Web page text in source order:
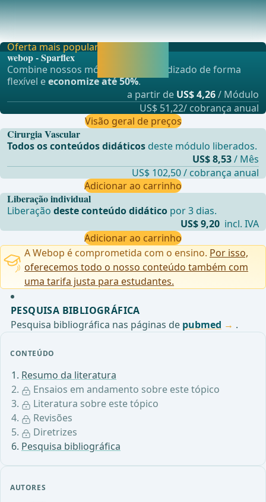
CONTEÚDO
Resumo da literatura
Ensaios em andamento sobre este tópico
Literatura sobre este tópico
Revisões
Diretrizes
Pesquisa bibliográfica
AUTORES
Próteses Vasculares de Politetrafluoroetileno (PTFE) com
Superfícies Luminares Ligadas a Heparina v
Liberação individual
Liberaçãodeste conteúdo didático por 3 dias.
US$ 9,20 incl. IVA
Adicionar ao carrinho
Oferta mais popular
webop - Sparflex
Combine nossos módulos de aprendizado de forma
flexível eeconomize até 50%.
a partir de US$ 4,26/ Módulo
US$ 51,22/ cobrança anual
Visão geral de preços
Cirurgia Vascular
Todos os conteúdos didáticos deste módulo liberados.
US$ 8,53/ Mês
US$ 102,50 / cobrança anual
Adicionar ao carrinho
A Webop é comprometida com o ensino. Por isso,
oferecemos todo o nosso conteúdo também com
uma tarifa justa para estudantes.
PESQUISA BIBLIOGRÁFICA
Pesquisa bibliográfica nas páginas de pubmed .